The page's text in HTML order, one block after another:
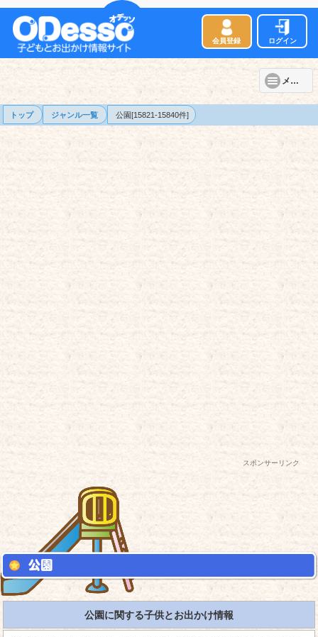
会員登録 ログイン
メニュー
トップ ジャンル一覧 公園[15821-15840件]
スポンサーリンク
公園に関する子供とお出かけ情報